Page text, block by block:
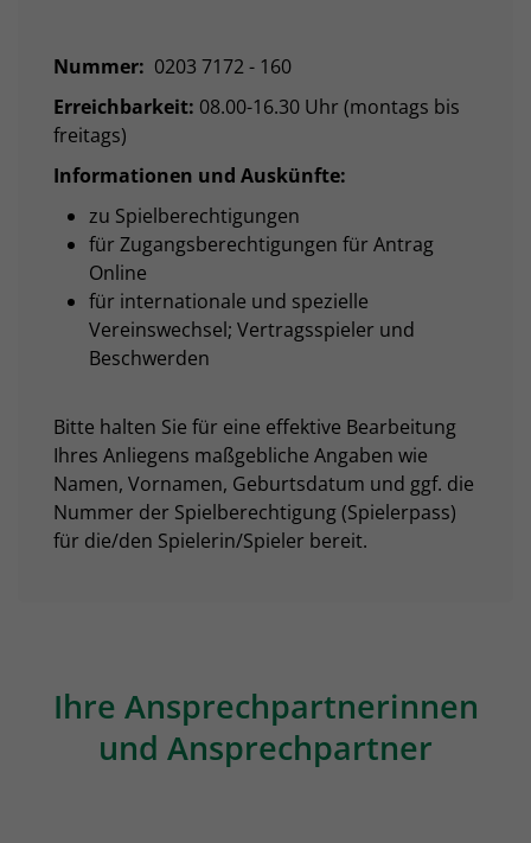
Nummer: 0203 7172 - 160
Erreichbarkeit: 08.00-16.30 Uhr (montags bis
freitags)
Informationen und Auskünfte:
zu Spielberechtigungen
für Zugangsberechtigungen für Antrag
Online
für internationale und spezielle
Vereinswechsel; Vertragsspieler und
Beschwerden
Bitte halten Sie für eine effektive Bearbeitung
Ihres Anliegens maßgebliche Angaben wie
Namen, Vornamen, Geburtsdatum und ggf. die
Nummer der Spielberechtigung (Spielerpass)
für die/den Spielerin/Spieler bereit.
Ihre Ansprechpartnerinnen
und Ansprechpartner